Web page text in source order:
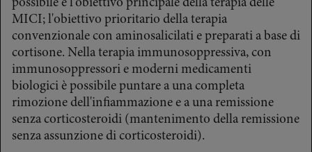
possibile è l'obiettivo principale della terapia delle
MICI; l'obiettivo prioritario della terapia
convenzionale con aminosalicilati e preparati a base di
cortisone. Nella terapia immunosoppressiva, con
immunosoppressori e moderni medicamenti
biologici è possibile puntare a una completa
rimozione dell'infiammazione e a una remissione
senza corticosteroidi (mantenimento della remissione
senza assunzione di corticosteroidi).